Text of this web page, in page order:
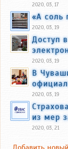
2020, 03, 17
«А соль
2020, 03, 19
Доступ
2020, 03, 19
В
2020, 03, 19
из мер
2020, 03, 21